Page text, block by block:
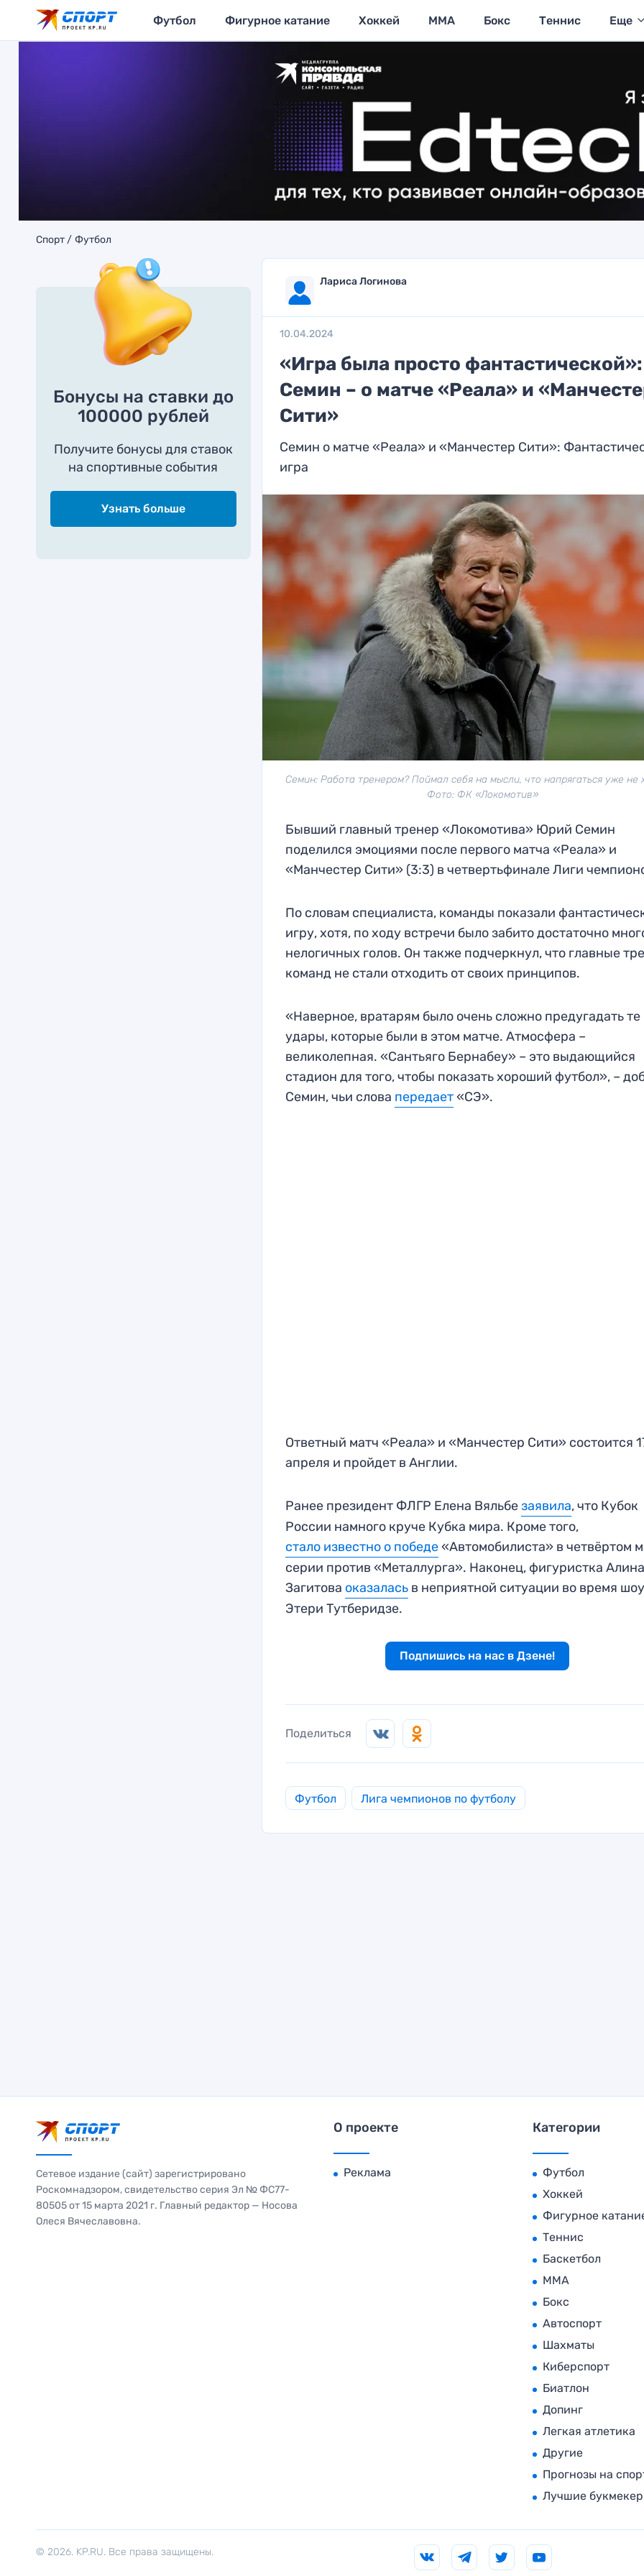
Футбол Фигурное катание Хоккей MMA Бокс Теннис Еще
Спорт Футбол
Бонусы на ставки до
100000 рублей
Получите бонусы для ставок
на спортивные события
Узнать больше
Лариса Логинова
10.04.2024
«Игра была просто фантастической»:
Семин – о матче «Реала» и
Сити»
Семин о матче «Реала» и «Манчестер Сити»:
игра
Семин: Работа тренером? Поймал себя на мысли, что напрягаться уже не
Фото: ФК «Локомотив»
Бывший главный тренер «Локомотива» Юрий Семин
поделился эмоциями после первого матча «Реала» и
«Манчестер Сити» (3:3) в четвертьфинале Лиги
По словам специалиста, команды показали
игру, хотя, по ходу встречи было забито достаточно
нелогичных голов. Он также подчеркнул, что главные
команд не стали отходить от своих принципов.
«Наверное, вратарям было очень сложно предугадать те
удары, которые были в этом матче. Атмосфера –
великолепная. «Сантьяго Бернабеу» – это выдающийся
стадион для того, чтобы показать хороший футбол», –
Семин, чьи слова передает«СЭ».
Ответный матч «Реала» и «Манчестер Сити» состоится
апреля и пройдет в Англии.
Ранее президент ФЛГР Елена Вяльбезаявила, что Кубок
России намного круче Кубка мира. Кроме того,
стало известно о победе«Автомобилиста» в четвёртом
серии против «Металлурга». Наконец, фигуристка Алина
Загитова оказалась в неприятной ситуации во время шоу
Этери Тутберидзе.
Подпишись на нас в Дзене!
Поделиться
Футбол Лига чемпионов по футболу
Сетевое издание (сайт) зарегистрировано
Роскомнадзором, свидетельство серия Эл № ФС77-
80505 от 15 марта 2021 г. Главный редактор — Носова
Олеся Вячеславовна.
О проекте
Реклама
Категории
Футбол
Хоккей
Фигурное
Теннис
Баскетбол
MMA
Бокс
Автоспорт
Шахматы
Киберспорт
Биатлон
Допинг
Легкая атлетика
Другие
Прогнозы на
Лучшие
© 2026. KP.RU. Все права защищены.